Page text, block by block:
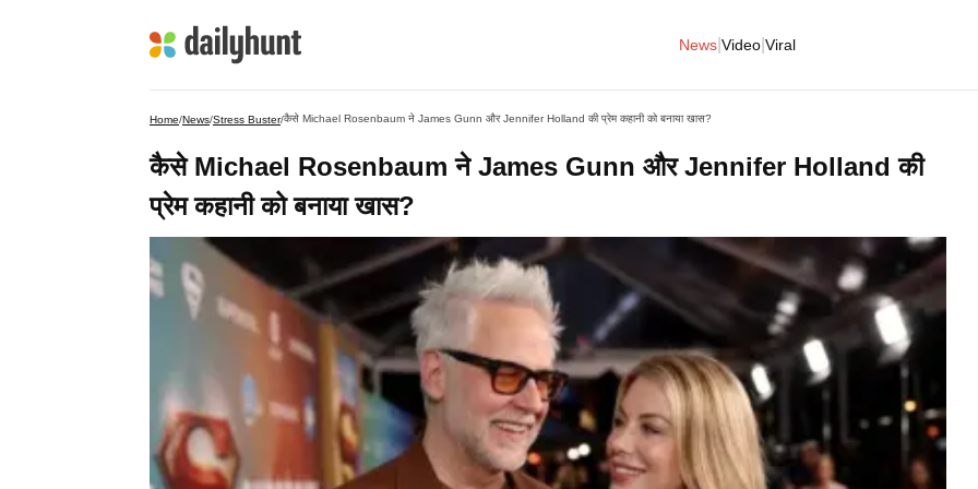
News Video Viral
Home/News/Stress Buster/कैसे Michael Rosenbaum ने James Gunn और Jennifer Holland की प्रेम कहानी को बनाया खास?
कैसे Michael Rosenbaum ने James Gunn और Jennifer Holland की
प्रेम कहानी को बनाया खास?